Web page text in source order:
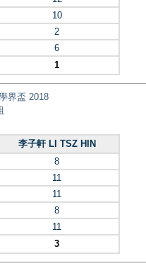
10
2
6
1
界盃 2018
李子軒 LI TSZ HIN
8
11
11
8
11
3